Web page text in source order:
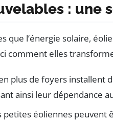
: une
que l’énergie solaire,
comment elles
plus de foyers installent
ainsi leur dépendance
petites éoliennes peuvent